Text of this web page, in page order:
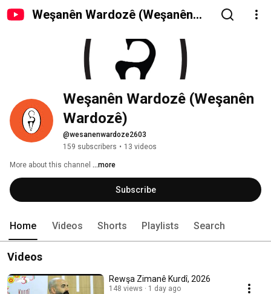
Weşanên Wardozê (Weşanên
Weşanên Wardozê (Weşanên
Wardozê)
@wesanenwardoze2603
159 subscribers • 13 videos
More about this channel ...more
Subscribe
Home Videos Shorts Playlists Search
Videos
Rewşa Zimanê Kurdî, 2026
148 views 1 day ago